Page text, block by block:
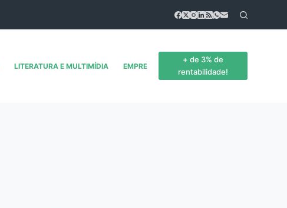
LITERATURA E MULTIMÍDIA EMPREENDEDORISMO
+ de 3% de
rentabilidade!